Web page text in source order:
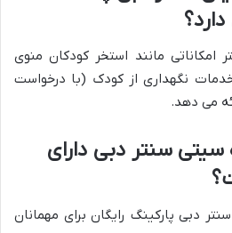
مانند استخر کودکان منوی
نگهداری از کودک (با درخواست
می دهد.
سیتی سنتر دبی دارای
دبی پارکینگ رایگان برای مهمانان